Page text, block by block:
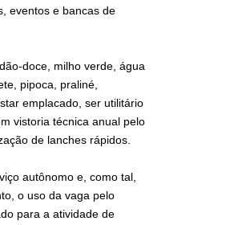
eventos e bancas de
doce, milho verde, água
pipoca, praliné,
emplacado, ser utilitário
vistoria técnica anual pelo
de lanches rápidos.
autônomo e, como tal,
o uso da vaga pelo
para a atividade de